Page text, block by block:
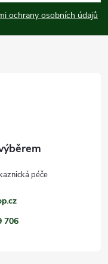
ochrany osobních údajů
706